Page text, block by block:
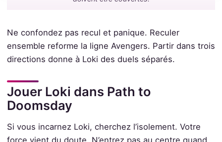
Ne confondez pas recul et panique. Reculer
ensemble reforme la ligne Avengers. Partir dans trois
directions donne à Loki des duels séparés.
Jouer Loki dans Path to
Doomsday
Si vous incarnez Loki, cherchez l’isolement. Votre
force vient du doute. N’entrez pas au centre quand